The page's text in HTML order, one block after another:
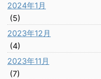
2024年1月
(5)
2023年12月
(4)
2023年11月
(7)